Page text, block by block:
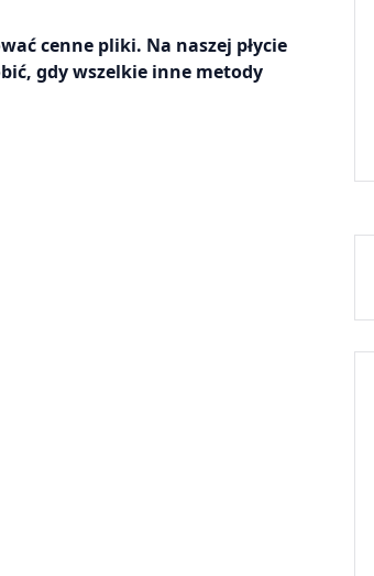
cenne pliki. Na naszej płycie
gdy wszelkie inne metody